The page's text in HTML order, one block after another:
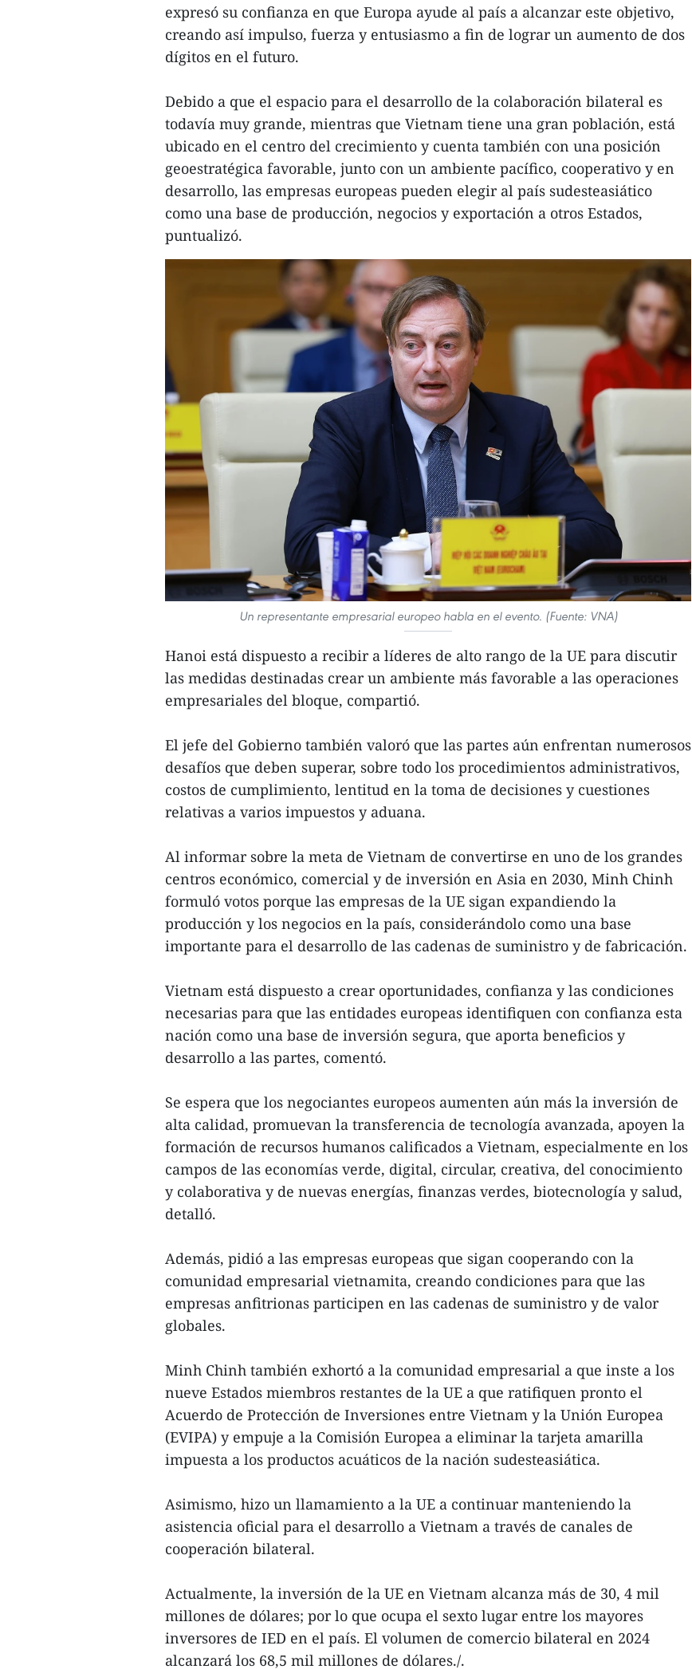
expresó su confianza en que Europa ayude al país a alcanzar este objetivo,
creando así impulso, fuerza y entusiasmo a fin de lograr un aumento de dos
dígitos en el futuro.
Debido a que el espacio para el desarrollo de la colaboración bilateral es
todavía muy grande, mientras que Vietnam tiene una gran población, está
ubicado en el centro del crecimiento y cuenta también con una posición
geoestratégica favorable, junto con un ambiente pacífico, cooperativo y en
desarrollo, las empresas europeas pueden elegir al país sudesteasiático
como una base de producción, negocios y exportación a otros Estados,
puntualizó.
Un representante empresarial europeo habla en el evento. (Fuente: VNA)
Hanoi está dispuesto a recibir a líderes de alto rango de la UE para discutir
las medidas destinadas crear un ambiente más favorable a las operaciones
empresariales del bloque, compartió.
El jefe del Gobierno también valoró que las partes aún enfrentan numerosos
desafíos que deben superar, sobre todo los procedimientos administrativos,
costos de cumplimiento, lentitud en la toma de decisiones y cuestiones
relativas a varios impuestos y aduana.
Al informar sobre la meta de Vietnam de convertirse en uno de los grandes
centros económico, comercial y de inversión en Asia en 2030, Minh Chinh
formuló votos porque las empresas de la UE sigan expandiendo la
producción y los negocios en la país, considerándolo como una base
importante para el desarrollo de las cadenas de suministro y de fabricación.
Vietnam está dispuesto a crear oportunidades, confianza y las condiciones
necesarias para que las entidades europeas identifiquen con confianza esta
nación como una base de inversión segura, que aporta beneficios y
desarrollo a las partes, comentó.
Se espera que los negociantes europeos aumenten aún más la inversión de
alta calidad, promuevan la transferencia de tecnología avanzada, apoyen la
formación de recursos humanos calificados a Vietnam, especialmente en los
campos de las economías verde, digital, circular, creativa, del conocimiento
y colaborativa y de nuevas energías, finanzas verdes, biotecnología y salud,
detalló.
Además, pidió a las empresas europeas que sigan cooperando con la
comunidad empresarial vietnamita, creando condiciones para que las
empresas anfitrionas participen en las cadenas de suministro y de valor
globales.
Minh Chinh también exhortó a la comunidad empresarial a que inste a los
nueve Estados miembros restantes de la UE a que ratifiquen pronto el
Acuerdo de Protección de Inversiones entre Vietnam y la Unión Europea
(EVIPA) y empuje a la Comisión Europea a eliminar la tarjeta amarilla
impuesta a los productos acuáticos de la nación sudesteasiática.
Asimismo, hizo un llamamiento a la UE a continuar manteniendo la
asistencia oficial para el desarrollo a Vietnam a través de canales de
cooperación bilateral.
Actualmente, la inversión de la UE en Vietnam alcanza más de 30, 4 mil
millones de dólares; por lo que ocupa el sexto lugar entre los mayores
inversores de IED en el país. El volumen de comercio bilateral en 2024
alcanzará los 68,5 mil millones de dólares./.